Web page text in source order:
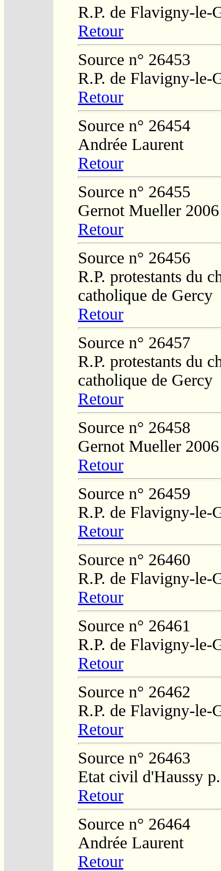
R.P. de Flavigny-le-
Retour
Source n° 26453
R.P. de Flavigny-le-
Retour
Source n° 26454
Andrée Laurent
Retour
Source n° 26455
Gernot Mueller 2006
Retour
Source n° 26456
R.P. protestants du
catholique de Gercy
Retour
Source n° 26457
R.P. protestants du
catholique de Gercy
Retour
Source n° 26458
Gernot Mueller 2006
Retour
Source n° 26459
R.P. de Flavigny-le-
Retour
Source n° 26460
R.P. de Flavigny-le-
Retour
Source n° 26461
R.P. de Flavigny-le-
Retour
Source n° 26462
R.P. de Flavigny-le-
Retour
Source n° 26463
Etat civil d'Haussy
Retour
Source n° 26464
Andrée Laurent
Retour